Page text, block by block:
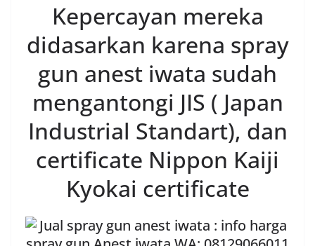
Kepercayan mereka
didasarkan karena spray
gun anest iwata sudah
mengantongi JIS ( Japan
Industrial Standart), dan
certificate Nippon Kaiji
Kyokai certificate